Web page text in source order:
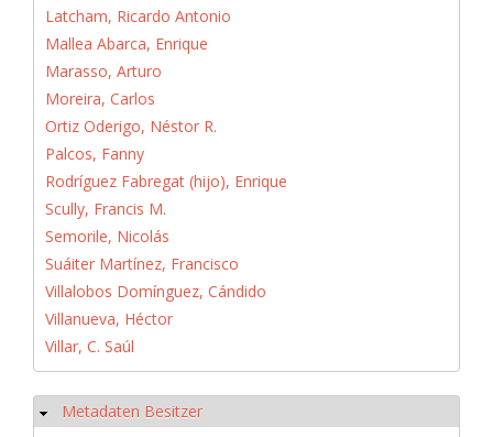
Latcham, Ricardo Antonio
Mallea Abarca, Enrique
Marasso, Arturo
Moreira, Carlos
Ortiz Oderigo, Néstor R.
Palcos, Fanny
Rodríguez Fabregat (hijo), Enrique
Scully, Francis M.
Semorile, Nicolás
Suáiter Martínez, Francisco
Villalobos Domínguez, Cándido
Villanueva, Héctor
Villar, C. Saúl
Hide
Metadaten Besitzer